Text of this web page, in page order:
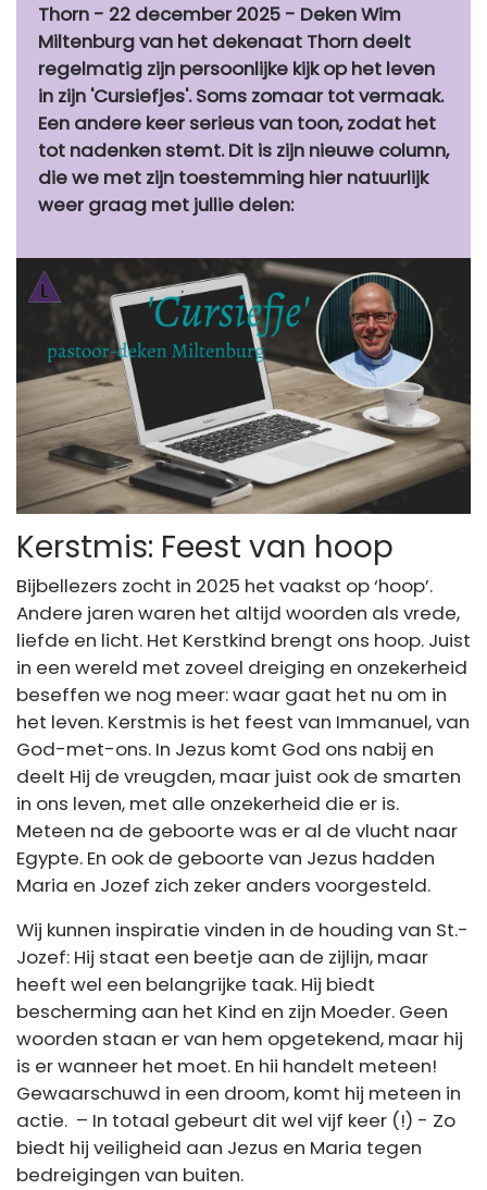
Thorn - 22 december 2025 - Deken Wim
Miltenburg van het dekenaat Thorn deelt
regelmatig zijn persoonlijke kijk op het leven
in zijn 'Cursiefjes'. Soms zomaar tot vermaak.
Een andere keer serieus van toon, zodat het
tot nadenken stemt. Dit is zijn nieuwe column,
die we met zijn toestemming hier natuurlijk
weer graag met jullie delen:
Kerstmis: Feest van hoop
Bijbellezers zocht in 2025 het vaakst op ‘hoop’.
Andere jaren waren het altijd woorden als vrede,
liefde en licht. Het Kerstkind brengt ons hoop. Juist
in een wereld met zoveel dreiging en onzekerheid
beseffen we nog meer: waar gaat het nu om in
het leven. Kerstmis is het feest van Immanuel, van
God-met-ons. In Jezus komt God ons nabij en
deelt Hij de vreugden, maar juist ook de smarten
in ons leven, met alle onzekerheid die er is.
Meteen na de geboorte was er al de vlucht naar
Egypte. En ook de geboorte van Jezus hadden
Maria en Jozef zich zeker anders voorgesteld.
Wij kunnen inspiratie vinden in de houding van St.-
Jozef: Hij staat een beetje aan de zijlijn, maar
heeft wel een belangrijke taak. Hij biedt
bescherming aan het Kind en zijn Moeder. Geen
woorden staan er van hem opgetekend, maar hij
is er wanneer het moet. En hii handelt meteen!
Gewaarschuwd in een droom, komt hij meteen in
actie. – In totaal gebeurt dit wel vijf keer (!) - Zo
biedt hij veiligheid aan Jezus en Maria tegen
bedreigingen van buiten.